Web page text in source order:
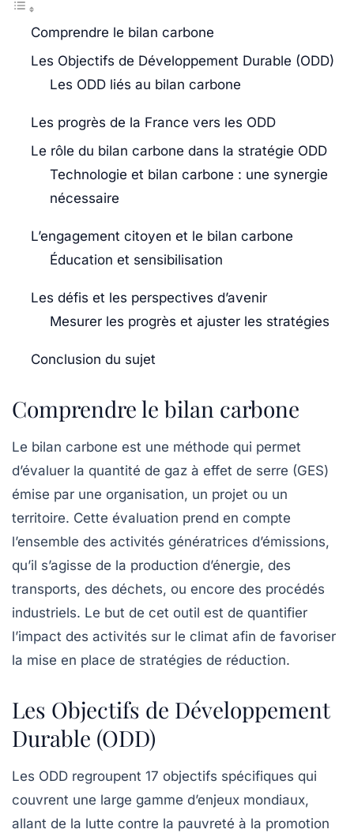
Comprendre le bilan carbone
Les Objectifs de Développement Durable (ODD)
Les ODD liés au bilan carbone
Les progrès de la France vers les ODD
Le rôle du bilan carbone dans la stratégie ODD
Technologie et bilan carbone : une synergie
nécessaire
L’engagement citoyen et le bilan carbone
Éducation et sensibilisation
Les défis et les perspectives d’avenir
Mesurer les progrès et ajuster les stratégies
Conclusion du sujet
Comprendre le bilan carbone
Le bilan carbone est une méthode qui permet
d’évaluer la quantité de gaz à effet de serre (GES)
émise par une organisation, un projet ou un
territoire. Cette évaluation prend en compte
l’ensemble des activités génératrices d’émissions,
qu’il s’agisse de la production d’énergie, des
transports, des déchets, ou encore des procédés
industriels. Le but de cet outil est de quantifier
l’impact des activités sur le climat afin de favoriser
la mise en place de stratégies de réduction.
Les Objectifs de Développement
Durable (ODD)
Les ODD regroupent 17 objectifs spécifiques qui
couvrent une large gamme d’enjeux mondiaux,
allant de la lutte contre la pauvreté à la promotion